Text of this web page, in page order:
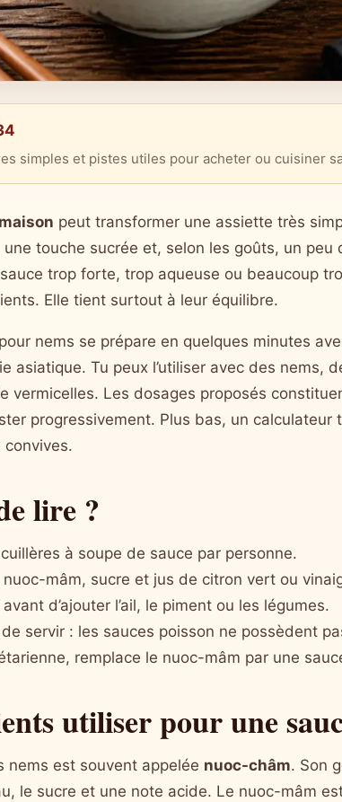
simples et pistes utiles pour acheter ou cuisiner
peut transformer une assiette très
touche sucrée et, selon les goûts, un peu
trop forte, trop aqueuse ou beaucoup
Elle tient surtout à leur équilibre.
nems se prépare en quelques minutes
asiatique. Tu peux l’utiliser avec des nems,
vermicelles. Les dosages proposés
progressivement. Plus bas, un calculateur
lire ?
à soupe de sauce par personne.
mâm, sucre et jus de citron vert ou
d’ajouter l’ail, le piment ou les légumes.
servir : les sauces poisson ne possèdent
remplace le nuoc-mâm par une
utiliser pour une
nems est souvent appelée nuoc-châm. Son
le sucre et une note acide. Le nuoc-mâm